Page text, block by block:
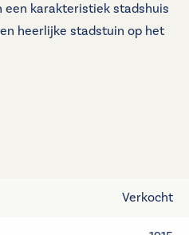
karakteristiek stadshuis
heerlijke stadstuin op het
in een levendige en
gezellige Lombokstraat,
gewilde wijken van Utrecht.
diverse karakter,
Verkocht